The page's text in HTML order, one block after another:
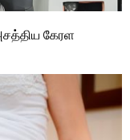
கேரள